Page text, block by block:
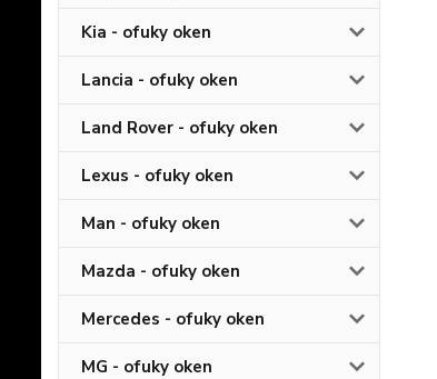
Kia - ofuky oken
Lancia - ofuky oken
Land Rover - ofuky oken
Lexus - ofuky oken
Man - ofuky oken
Mazda - ofuky oken
Mercedes - ofuky oken
MG - ofuky oken